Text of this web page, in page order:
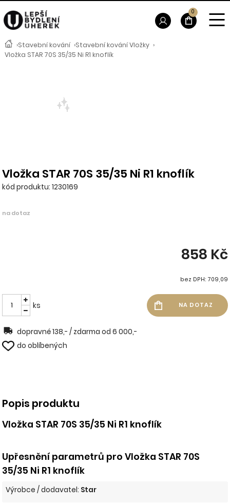
›Stavební kování ›Stavební kování Vložky ›
Vložka STAR 70S 35/35 Ni R1 knoflík
Vložka STAR 70S 35/35 Ni R1 knoflík
kód produktu: 1230169
na dotaz
858 Kč
bez DPH: 709,09
ks
dopravné 138,- / zdarma od 6 000,-
do oblíbených
Popis produktu
Vložka STAR 70S 35/35 Ni R1 knoflík
Upřesnění parametrů pro Vložka STAR 70S
35/35 Ni R1 knoflík
Výrobce / dodavatel: Star
0